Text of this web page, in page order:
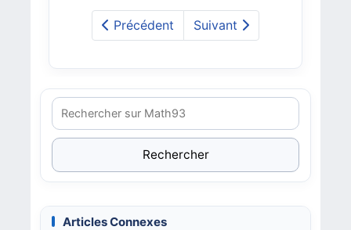
Précédent Suivant
Rechercher
Articles Connexes